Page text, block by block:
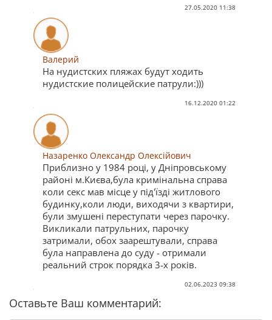
27.05.2020 11:38
Валерий
На нудистских пляжах будут ходить
нудистские полицейские патрули:)))
16.12.2020 01:22
Назаренко Олександр Олексійович
Приблизно у 1984 році, у Дніпровському
районі м.Києва,була кримінальна справа
коли секс мав місце у під'їзді житлового
будинку,коли люди, виходячи з квартири,
були змушені переступати через парочку.
Викликали патрульних, парочку
затримали, обох заарештували, справа
була направлена до суду - отримали
реальний строк порядка 3-х років.
02.06.2023 09:38
Оставьте Ваш комментарий: